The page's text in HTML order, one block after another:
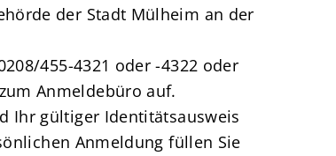
der Stadt Mülheim an der
455-4321 oder -4322 oder
Anmeldebüro auf.
Ihr gültiger Identitätsausweis
Anmeldung füllen Sie